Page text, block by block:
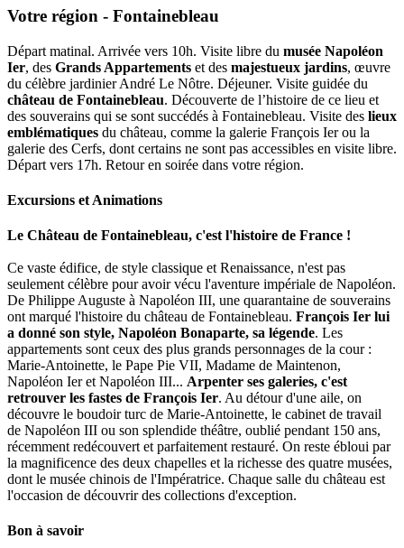
Votre région - Fontainebleau
Départ matinal. Arrivée vers 10h. Visite libre du musée Napoléon
Ier, des Grands Appartements et des majestueux jardins, œuvre
du célèbre jardinier André Le Nôtre. Déjeuner. Visite guidée du
château de Fontainebleau. Découverte de l’histoire de ce lieu et
des souverains qui se sont succédés à Fontainebleau. Visite des lieux
emblématiques du château, comme la galerie François Ier ou la
galerie des Cerfs, dont certains ne sont pas accessibles en visite libre.
Départ vers 17h. Retour en soirée dans votre région.
Excursions et Animations
Le Château de Fontainebleau, c'est l'histoire de France !
Ce vaste édifice, de style classique et Renaissance, n'est pas
seulement célèbre pour avoir vécu l'aventure impériale de Napoléon.
De Philippe Auguste à Napoléon III, une quarantaine de souverains
ont marqué l'histoire du château de Fontainebleau. François Ier lui
a donné son style, Napoléon Bonaparte, sa légende. Les
appartements sont ceux des plus grands personnages de la cour :
Marie-Antoinette, le Pape Pie VII, Madame de Maintenon,
Napoléon Ier et Napoléon III... Arpenter ses galeries, c'est
retrouver les fastes de François Ier. Au détour d'une aile, on
découvre le boudoir turc de Marie-Antoinette, le cabinet de travail
de Napoléon III ou son splendide théâtre, oublié pendant 150 ans,
récemment redécouvert et parfaitement restauré. On reste ébloui par
la magnificence des deux chapelles et la richesse des quatre musées,
dont le musée chinois de l'Impératrice. Chaque salle du château est
l'occasion de découvrir des collections d'exception.
Bon à savoir